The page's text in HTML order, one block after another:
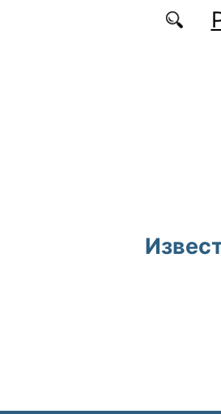
Перейти к основному